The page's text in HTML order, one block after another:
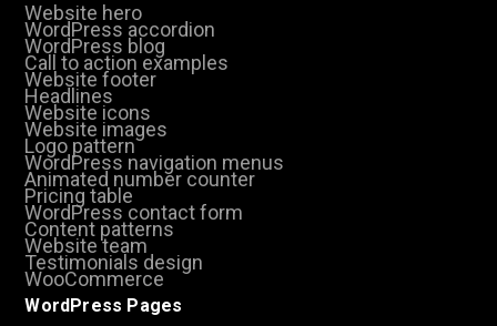
Website hero
WordPress accordion
WordPress blog
Call to action examples
Website footer
Headlines
Website icons
Website images
Logo pattern
WordPress navigation menus
Animated number counter
Pricing table
WordPress contact form
Content patterns
Website team
Testimonials design
WooCommerce
WordPress Pages